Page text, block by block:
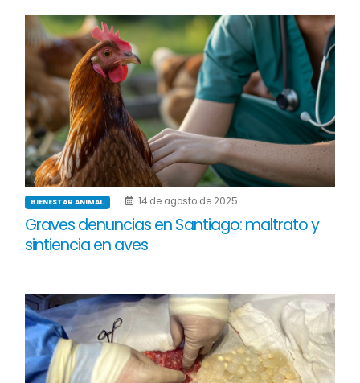
BIENESTAR ANIMAL 14 de agosto de 2025
Graves denuncias en Santiago: maltrato y
sintiencia en aves